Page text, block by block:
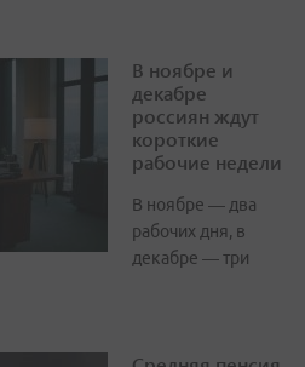
В ноябре и
декабре
россиян ждут
короткие
рабочие недели
В ноябре — два
рабочих дня, в
декабре — три